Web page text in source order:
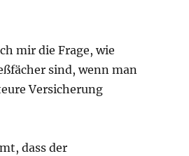
mir die Frage, wie
sind, wenn man
Versicherung
dass der